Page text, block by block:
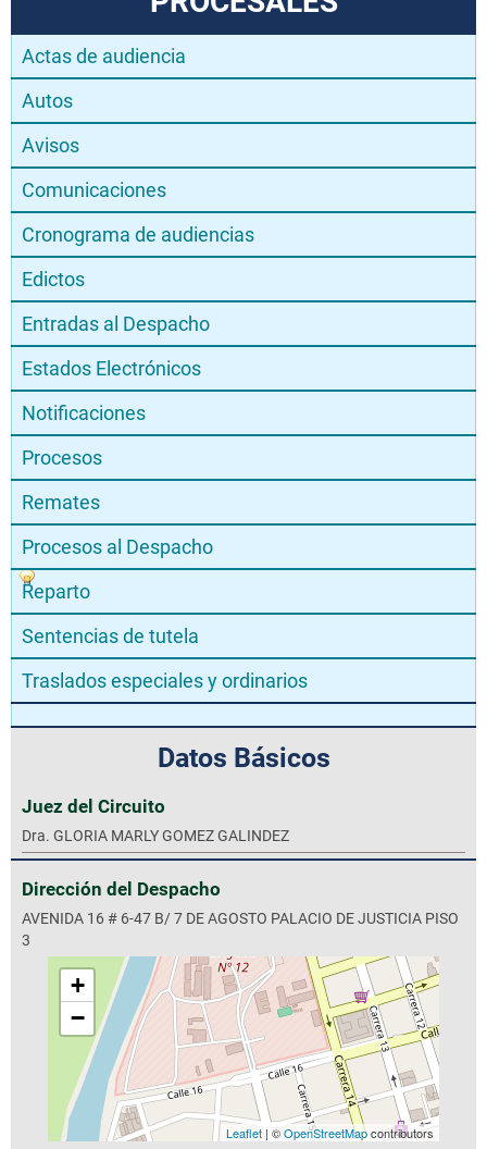
Actas de audiencia
Autos
Avisos
Comunicaciones
Cronograma de audiencias
Edictos
Entradas al Despacho
Estados Electrónicos
Notificaciones
Procesos
Remates
Procesos al Despacho
Reparto
Sentencias de tutela
Traslados especiales y ordinarios
Datos Básicos
Juez del Circuito
Dra. GLORIA MARLY GOMEZ GALINDEZ
Dirección del Despacho
AVENIDA 16 # 6-47 B/ 7 DE AGOSTO PALACIO DE JUSTICIA PISO
3
+
−
Leaflet| ©OpenStreetMapcontributors